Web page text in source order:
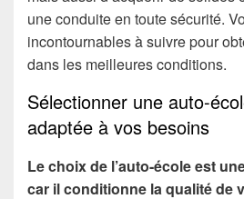
une conduite en toute sécurité.
incontournables à suivre pour
dans les meilleures conditions.
Sélectionner une auto-
adaptée à vos besoins
Le choix de l’auto-école est
car il conditionne la qualité de